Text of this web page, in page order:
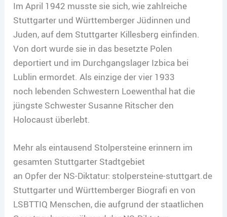
Im April 1942 musste sie sich, wie zahlreiche
Stuttgarter und Württemberger Jüdinnen und
Juden, auf dem Stuttgarter Killesberg einfinden.
Von dort wurde sie in das besetzte Polen
deportiert und im Durchgangslager Izbica bei
Lublin ermordet. Als einzige der vier 1933
noch lebenden Schwestern Loewenthal hat die
jüngste Schwester Susanne Ritscher den
Holocaust überlebt.
Mehr als eintausend Stolpersteine erinnern im
gesamten Stuttgarter Stadtgebiet
an Opfer der NS-Diktatur: stolpersteine-stuttgart.de
Stuttgarter und Württemberger Biografi en von
LSBTTIQ Menschen, die aufgrund der staatlichen